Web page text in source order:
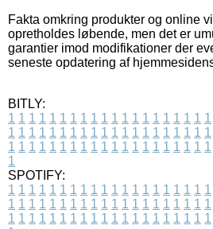
Fakta omkring produkter og online
opretholdes løbende, men det er
garantier imod modifikationer der
seneste opdatering af
BITLY:
1 1 1 1 1 1 1 1 1 1 1 1 1 1 1 1 1 1 1 1
1 1 1 1 1 1 1 1 1 1 1 1 1 1 1 1 1 1 1 1
1 1 1 1 1 1 1 1 1 1 1 1 1 1 1 1 1 1 1 1
1
SPOTIFY:
1 1 1 1 1 1 1 1 1 1 1 1 1 1 1 1 1 1 1 1
1 1 1 1 1 1 1 1 1 1 1 1 1 1 1 1 1 1 1 1
1 1 1 1 1 1 1 1 1 1 1 1 1 1 1 1 1 1 1 1